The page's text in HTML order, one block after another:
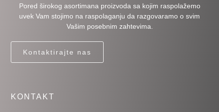
Pored širokog asortimana proizvoda sa kojim raspolažemo
uvek Vam stojimo na raspolaganju da razgovaramo o svim
Vašim posebnim zahtevima.
Kontaktirajte nas
KONTAKT